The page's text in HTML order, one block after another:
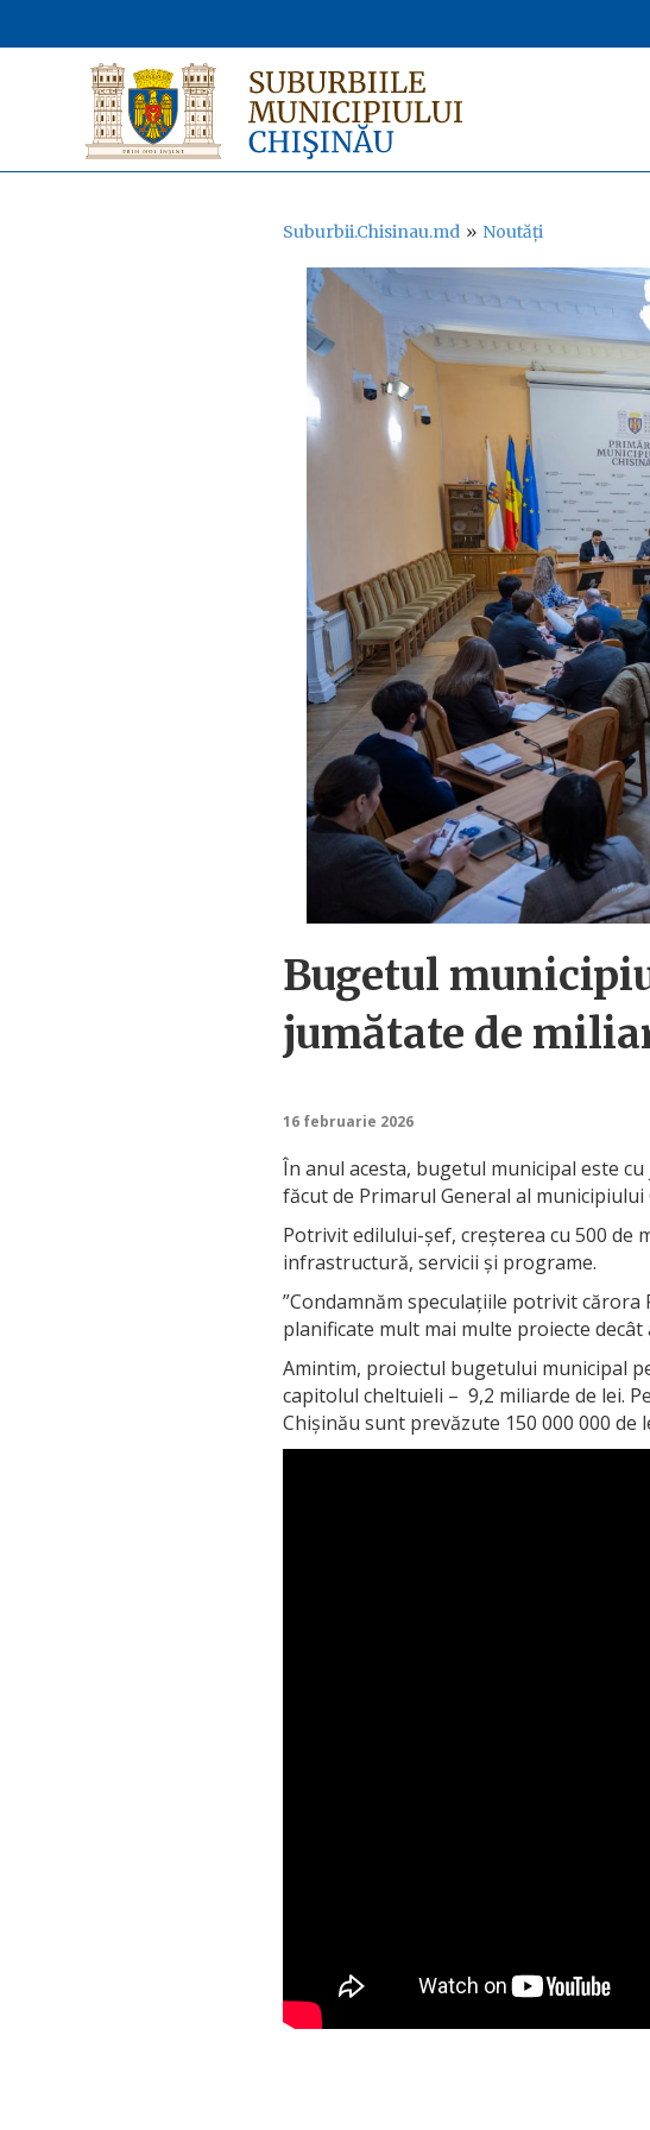
Suburbii.Chisinau.md » Noutăți
Bugetul
jumătate de
16 februarie 2026
În anul acesta, bugetul municipal este
făcut de Primarul General al
Potrivit edilului-șef, creșterea cu 500 de
infrastructură, servicii și programe.
”Condamnăm speculațiile potrivit
planificate mult mai multe proiecte
Amintim, proiectul bugetului municipal
capitolul cheltuieli – 9,2 miliarde de lei.
Chișinău sunt prevăzute 150 000 000 de